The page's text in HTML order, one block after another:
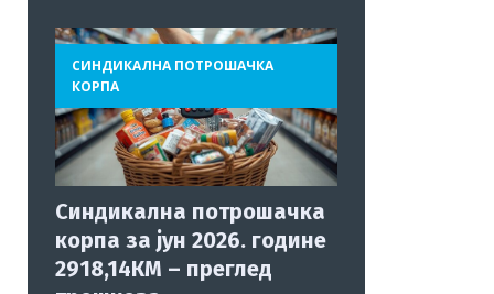
СИНДИКАЛНА ПОТРОШАЧКА
КОРПА
Синдикална потрошачка
корпа за јун 2026. године
2918,14КМ – преглед